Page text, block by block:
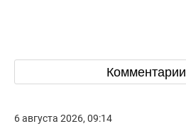
Комментарии
6 августа 2026, 09:14